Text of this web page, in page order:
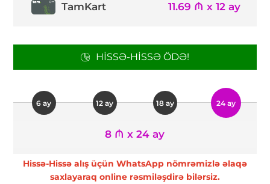
TamKart 11.69 ₼ x 12 ay
HISSƏ-HISSƏ ÖDƏ!
6 ay 12 ay 18 ay 24 ay
8 ₼ x 24 ay
Hissə-Hissə alış üçün WhatsApp nömrəmizlə əlaqə
saxlayaraq online rəsmiləşdirə bilərsiz.